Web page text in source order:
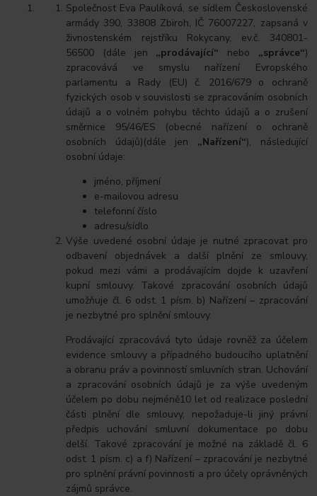
Společnost Eva Paulíková, se sídlem Československé
armády 390, 33808 Zbiroh, IČ 76007227, zapsaná v
živnostenském rejstříku Rokycany, ev.č. 340801-
56500 (dále jen „prodávající“ nebo „správce“)
zpracovává ve smyslu nařízení Evropského
parlamentu a Rady (EU) č. 2016/679 o ochraně
fyzických osob v souvislosti se zpracováním osobních
údajů a o volném pohybu těchto údajů a o zrušení
směrnice 95/46/ES (obecné nařízení o ochraně
osobních údajů)(dále jen „Nařízení“), následující
osobní údaje:
jméno, příjmení
e-mailovou adresu
telefonní číslo
adresu/sídlo
Výše uvedené osobní údaje je nutné zpracovat pro
odbavení objednávek a další plnění ze smlouvy,
pokud mezi vámi a prodávajícím dojde k uzavření
kupní smlouvy. Takové zpracování osobních údajů
umožňuje čl. 6 odst. 1 písm. b) Nařízení – zpracování
je nezbytné pro splnění smlouvy.
Prodávající zpracovává tyto údaje rovněž za účelem
evidence smlouvy a případného budoucího uplatnění
a obranu práv a povinností smluvních stran. Uchování
a zpracování osobních údajů je za výše uvedeným
účelem po dobu nejméně10 let od realizace poslední
části plnění dle smlouvy, nepožaduje-li jiný právní
předpis uchování smluvní dokumentace po dobu
delší. Takové zpracování je možné na základě čl. 6
odst. 1 písm. c) a f) Nařízení – zpracování je nezbytné
pro splnění právní povinnosti a pro účely oprávněných
zájmů správce.